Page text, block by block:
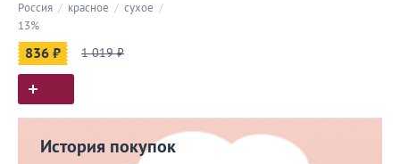
Россия / красное / сухое /
13%
836 ₽ 1 019 ₽
История покупок